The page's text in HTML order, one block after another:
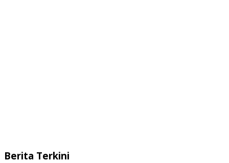
Berita Terkini